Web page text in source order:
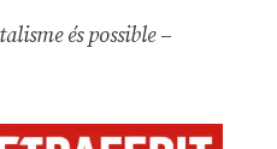
és possible –